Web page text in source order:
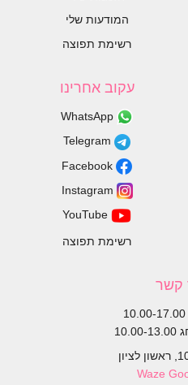
המודעות שלי
רשימת תפוצה
עקוב אחרינו
רשימת תפוצה
קשר
Waze